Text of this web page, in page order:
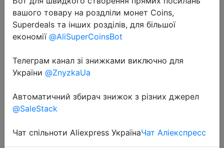
разъемы для квадрокоптера
$0.01
вашого товару на роздліли монет Coins,
Superdeals та інших розділів, для більшої
економії @AliSuperCoinsBot
Телеграм канал зі знижками виключно для
України @ZnyzkaUa
Автоматичний збирач знижок з різних джерел
@SaleStack
Чат спільноти Aliexpress УкраїнаЧат Аліекспресс